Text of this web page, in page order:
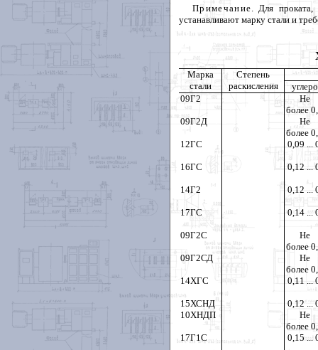
Примечание . Для проката,
устанавливают марку стали и
Марка
стали
Степень
раскисления
09Г2
Не
более
09Г2Д
Не
более
12ГС
0,09 ...
16ГС 0,12 ...
14Г2 0,12 ...
17ГС 0,14 ...
09Г2С
Не
более
09Г2СД
Не
более
14ХГС
0,11 ...
15ХСНД
0,12 ...
10ХНДП
Не
более
17Г1С
0,15 ...